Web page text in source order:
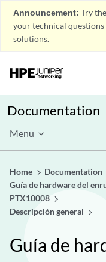
Announcement: Try the
your technical
solutions.
Documentation
Menu
Home
Documentation
Guía de hardware del
PTX10008
Descripción general
Guía de